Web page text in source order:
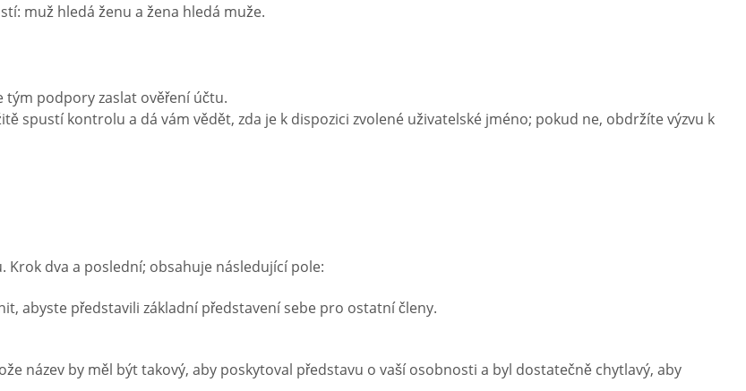
muž hledá ženu a žena hledá muže.
podpory zaslat ověření účtu.
spustí kontrolu a dá vám vědět, zda je k dispozici zvolené uživatelské jméno; pokud ne, obdržíte výzvu k
dva a poslední; obsahuje následující pole:
abyste představili základní představení sebe pro ostatní členy.
název by měl být takový, aby poskytoval představu o vaší osobnosti a byl dostatečně chytlavý, aby